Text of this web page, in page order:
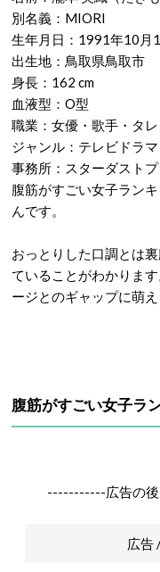
別名義：MIORI
生年月日：1991年10月
出生地：鳥取県鳥取市
身長：162 cm
血液型：O型
職業：女優・歌手・タレ
ジャンル：テレビドラ
事務所：スターダスト
腹筋がすごい女子ラン
んです。
おっとりした口調とは
ていることがわかりま
ージとのギャップに萌え
腹筋がすごい女子ラ
-----------広告の
広告